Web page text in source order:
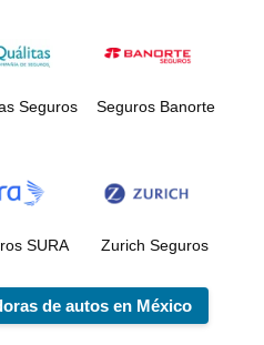
Seguros Seguros Banorte
SURA Zurich Seguros
de autos en México